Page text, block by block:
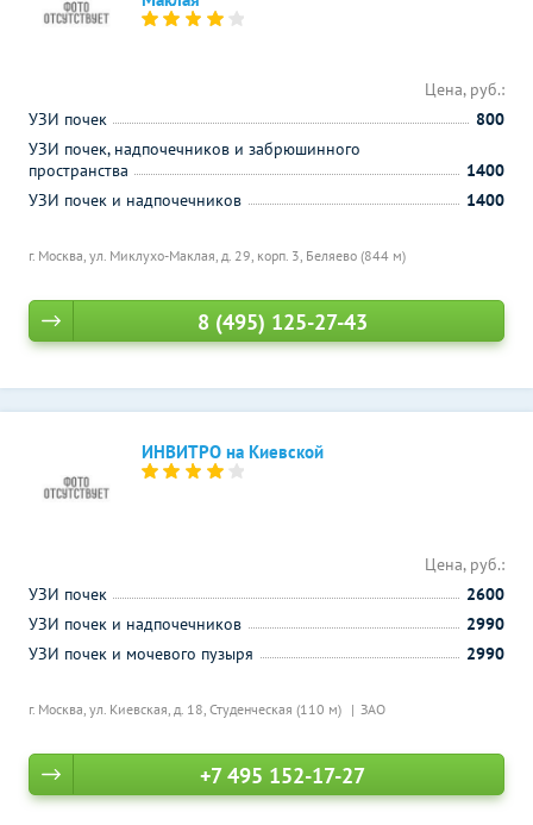
г. Москва, ул. Миклухо-Маклая, д. 29, корп. 3, Беляево (844 м)
Цена, руб.:
УЗИ почек
800
УЗИ почек, надпочечников и забрюшинного
пространства
1400
УЗИ почек и надпочечников
1400
8 (495) 125-27-43
ИНВИТРО на Киевской
г. Москва, ул. Киевская, д. 18, Студенческая (110 м) ЗАО
Цена, руб.:
УЗИ почек
2600
УЗИ почек и надпочечников
2990
УЗИ почек и мочевого пузыря
2990
+7 495 152-17-27